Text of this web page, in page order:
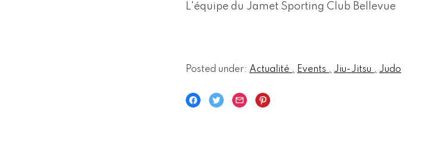
L'équipe du Jamet Sporting Club Bellevue
Posted under: Actualité Events Jiu-Jitsu Judo